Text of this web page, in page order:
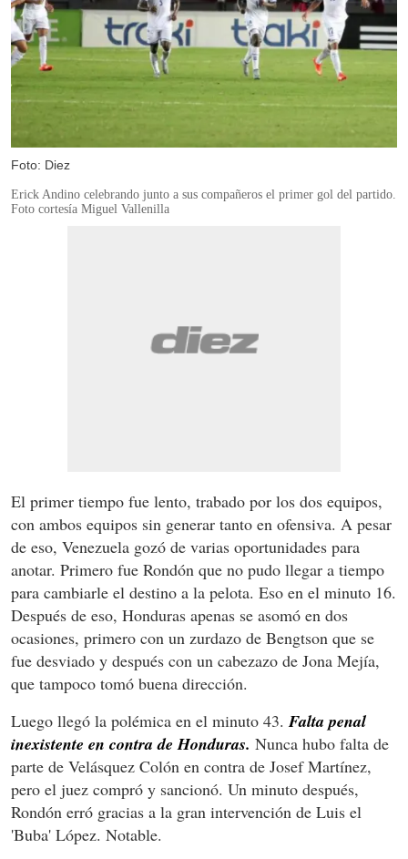
Foto: Diez
Erick Andino celebrando junto a sus compañeros el primer gol del partido.
Foto cortesía Miguel Vallenilla
El primer tiempo fue lento, trabado por los dos equipos,
con ambos equipos sin generar tanto en ofensiva. A pesar
de eso, Venezuela gozó de varias oportunidades para
anotar. Primero fue Rondón que no pudo llegar a tiempo
para cambiarle el destino a la pelota. Eso en el minuto 16.
Después de eso, Honduras apenas se asomó en dos
ocasiones, primero con un zurdazo de Bengtson que se
fue desviado y después con un cabezazo de Jona Mejía,
que tampoco tomó buena dirección.
Luego llegó la polémica en el minuto 43. Falta penal
inexistente en contra de Honduras. Nunca hubo falta de
parte de Velásquez Colón en contra de Josef Martínez,
pero el juez compró y sancionó. Un minuto después,
Rondón erró gracias a la gran intervención de Luis el
'Buba' López. Notable.